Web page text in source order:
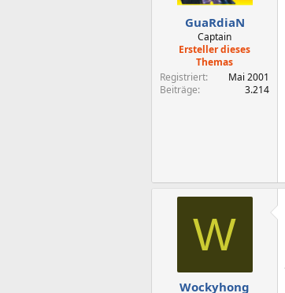
GuaRdiaN
Captain
Ersteller dieses
Themas
Registriert
Mai 2001
Beiträge
3.214
W
Wockyhong